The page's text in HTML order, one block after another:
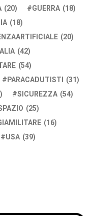
(20) GUERRA (18)
(18)
(20)
(42)
(54)
PARACADUTISTI (31)
SICUREZZA (54)
(25)
(16)
USA (39)